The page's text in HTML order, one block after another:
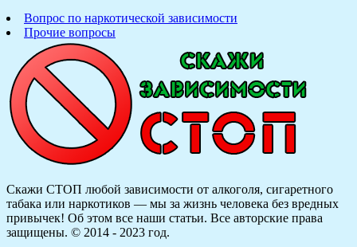
Вопрос по наркотической зависимости
Прочие вопросы
Скажи СТОП любой зависимости от алкоголя, сигаретного
табака или наркотиков — мы за жизнь человека без вредных
привычек! Об этом все наши статьи. Все авторские права
защищены. © 2014 - 2023 год.